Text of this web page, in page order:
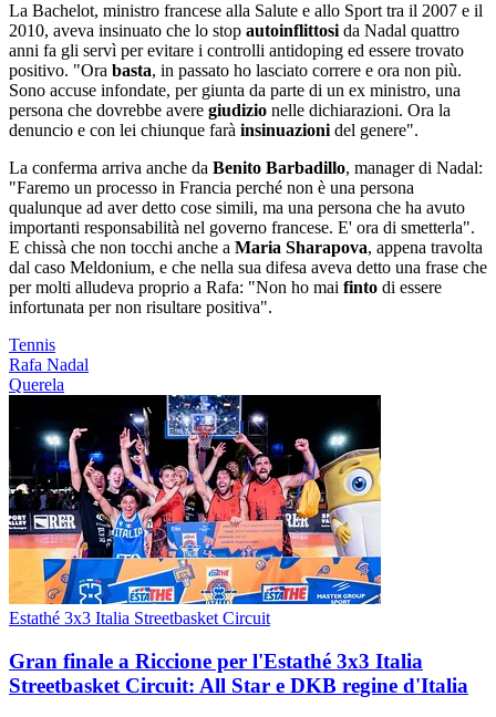
La Bachelot, ministro francese alla Salute e allo Sport tra il 2007 e il
2010, aveva insinuato che lo stop autoinflittosi da Nadal quattro
anni fa gli servì per evitare i controlli antidoping ed essere trovato
positivo. "Ora basta, in passato ho lasciato correre e ora non più.
Sono accuse infondate, per giunta da parte di un ex ministro, una
persona che dovrebbe avere giudizio nelle dichiarazioni. Ora la
denuncio e con lei chiunque farà insinuazioni del genere".
La conferma arriva anche da Benito Barbadillo, manager di Nadal:
"Faremo un processo in Francia perché non è una persona
qualunque ad aver detto cose simili, ma una persona che ha avuto
importanti responsabilità nel governo francese. E' ora di smetterla".
E chissà che non tocchi anche a Maria Sharapova, appena travolta
dal caso Meldonium, e che nella sua difesa aveva detto una frase che
per molti alludeva proprio a Rafa: "Non ho mai finto di essere
infortunata per non risultare positiva".
Tennis
Rafa Nadal
Querela
Estathé 3x3 Italia Streetbasket Circuit
Gran finale a Riccione per l'Estathé 3x3 Italia
Streetbasket Circuit: All Star e DKB regine d'Italia